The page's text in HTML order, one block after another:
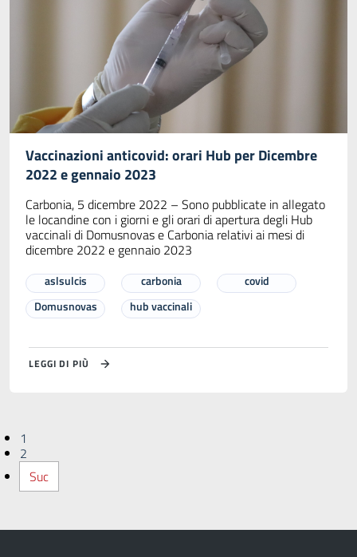
Vaccinazioni anticovid: orari Hub per Dicembre
2022 e gennaio 2023
Carbonia, 5 dicembre 2022 – Sono pubblicate in allegato
le locandine con i giorni e gli orari di apertura degli Hub
vaccinali di Domusnovas e Carbonia relativi ai mesi di
dicembre 2022 e gennaio 2023
aslsulcis carbonia
covid
Domusnovas
hub vaccinali
LEGGI DI PIÙ
1
2
Suc